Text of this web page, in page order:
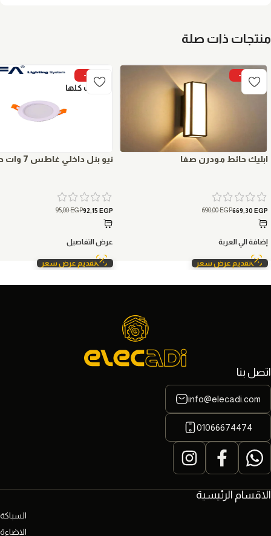
منتجات ذات صلة
-3%
ابليك حائط مودرن صفا
690,00EGP669,30 EGP
إضافة الي العربة
تقديم عرض سعر
-3%
بيعت كلها
نيو بنل داخلي غاطس 7 وات صفا
95,00EGP92,15 EGP
عرض التفاصيل
تقديم عرض سعر
الاقسام الرئيسية
السباكة
الاضاءة
اتصل بنا
info@elecadi.com
01066674474